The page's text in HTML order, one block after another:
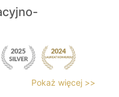
Pokaż więcej >>